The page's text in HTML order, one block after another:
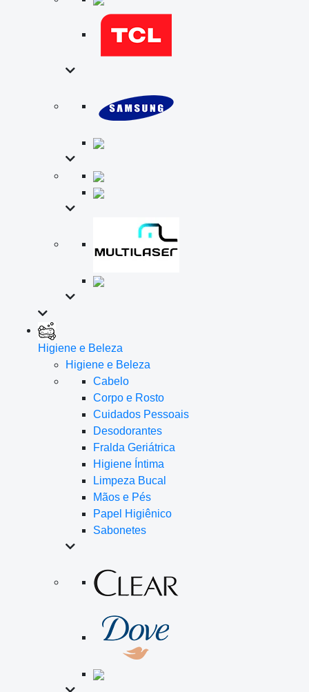
Higiene e Beleza
Higiene e Beleza
Cabelo
Corpo e Rosto
Cuidados Pessoais
Desodorantes
Fralda Geriátrica
Higiene Íntima
Limpeza Bucal
Mãos e Pés
Papel Higiênico
Sabonetes